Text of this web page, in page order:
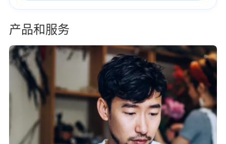
产品和服务